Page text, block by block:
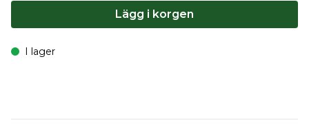
Lägg i korgen
I lager